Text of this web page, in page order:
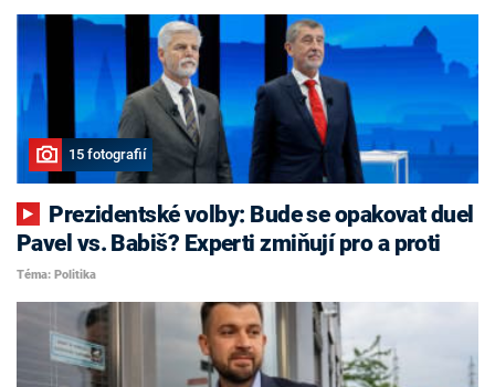
15 fotografií
Pavel vs. Babiš? Experti zmiňují pro a proti
Téma: Politika